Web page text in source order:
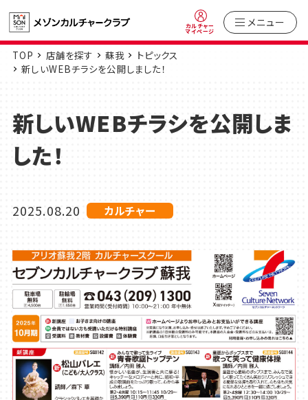
カルチャー
マイページ
メニュー
TOP 店舗を探す 蘇我
トピックス
新しいWEBチラシを公開しました！
新しいWEBチラシを公開しま
した！
2025.08.20 カルチャー